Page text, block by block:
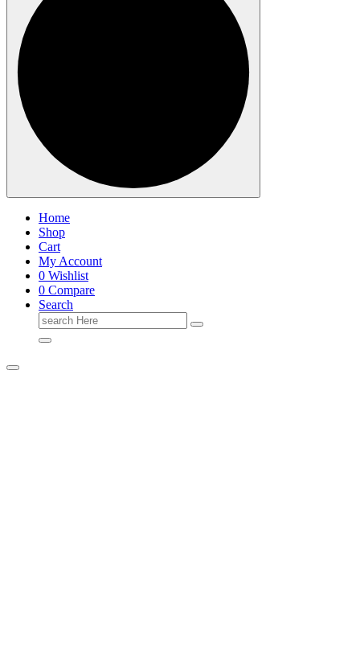
Home
Shop
Cart
My Account
0 Wishlist
0 Compare
Search
Search
for: